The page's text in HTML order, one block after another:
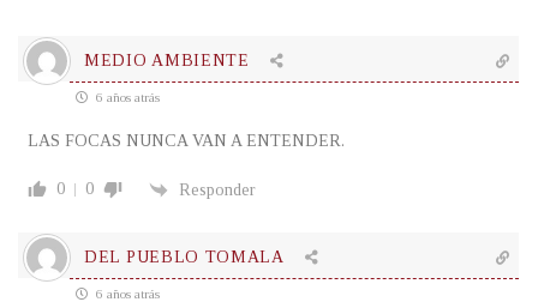
MEDIO AMBIENTE
6 años atrás
LAS FOCAS NUNCA VAN A ENTENDER.
0 0 Responder
DEL PUEBLO TOMALA
6 años atrás